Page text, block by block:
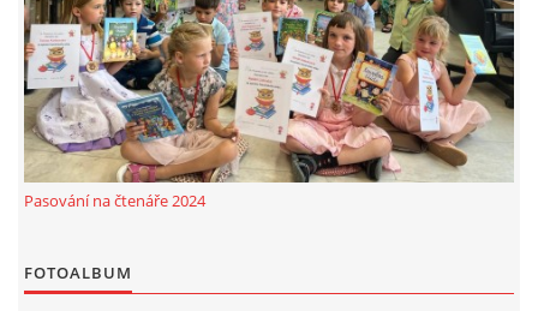
Pasování na čtenáře 2024
FOTOALBUM